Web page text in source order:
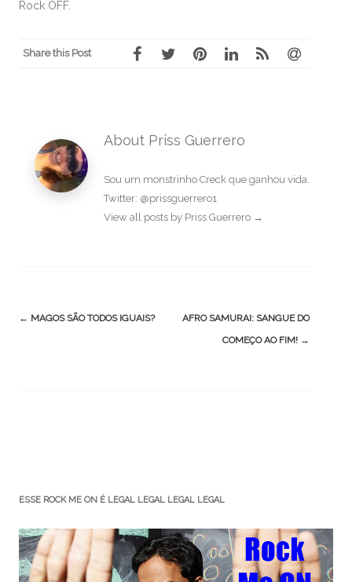
Rock OFF.
Share this Post
About Priss Guerrero
Sou um monstrinho Creck que ganhou vida.
Twitter: @prissguerrero1
View all posts by Priss Guerrero →
Post
← MAGOS SÃO TODOS IGUAIS?
AFRO SAMURAI: SANGUE DO
COMEÇO AO FIM! →
ESSE ROCK ME ON É LEGAL LEGAL LEGAL LEGAL